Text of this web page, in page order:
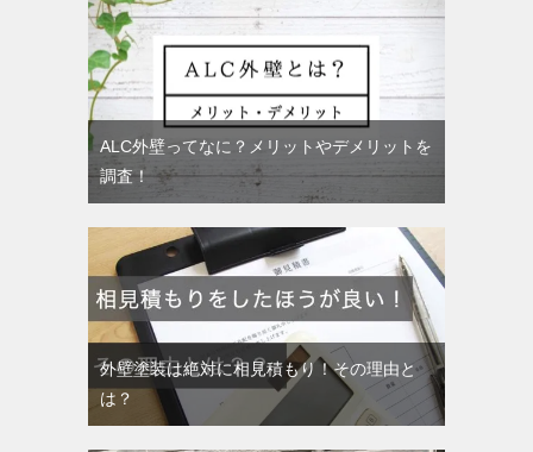
ALC外壁ってなに？メリットやデメリットを
調査！
外壁塗装は絶対に相見積もり！その理由と
は？